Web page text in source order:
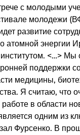
с молодыми
молодежи
развитие
атомной энергии
<…> Мы
поддержки
медицины,
Я считаю, что
в области
одним из
Фурсенко. В